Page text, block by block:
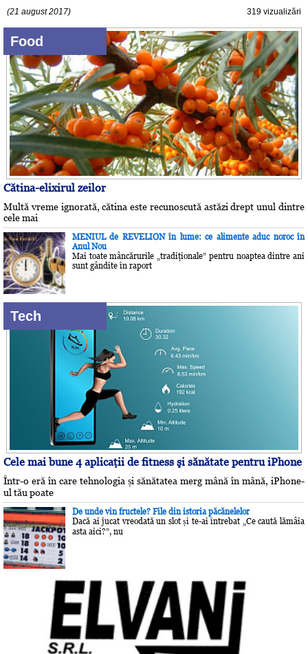
(21 august 2017) 319 vizualizări
Food
Cătina-elixirul zeilor
Multă vreme ignorată, cătina este recunoscută astăzi drept unul dintre
cele mai
MENIUL de REVELION în lume: ce alimente aduc noroc în
Anul Nou
Mai toate mâncărurile „tradiţionale” pentru noaptea dintre ani
sunt gândite în raport
Tech
Cele mai bune 4 aplicaţii de fitness şi sănătate pentru iPhone
Într-o eră în care tehnologia și sănătatea merg mână în mână, iPhone-
ul tău poate
De unde vin fructele? File din istoria păcănelelor
Dacă ai jucat vreodată un slot și te-ai întrebat „Ce caută lămâia
asta aici?”, nu